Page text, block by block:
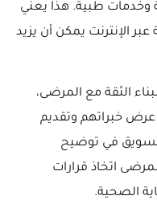
وخدمات طبية. هذا يعني
الإنترنت يمكن أن يزيد
الثقة مع المرضى،
خبراتهم وتقديم
في توضيح
اتخاذ قرارات
الصحية.